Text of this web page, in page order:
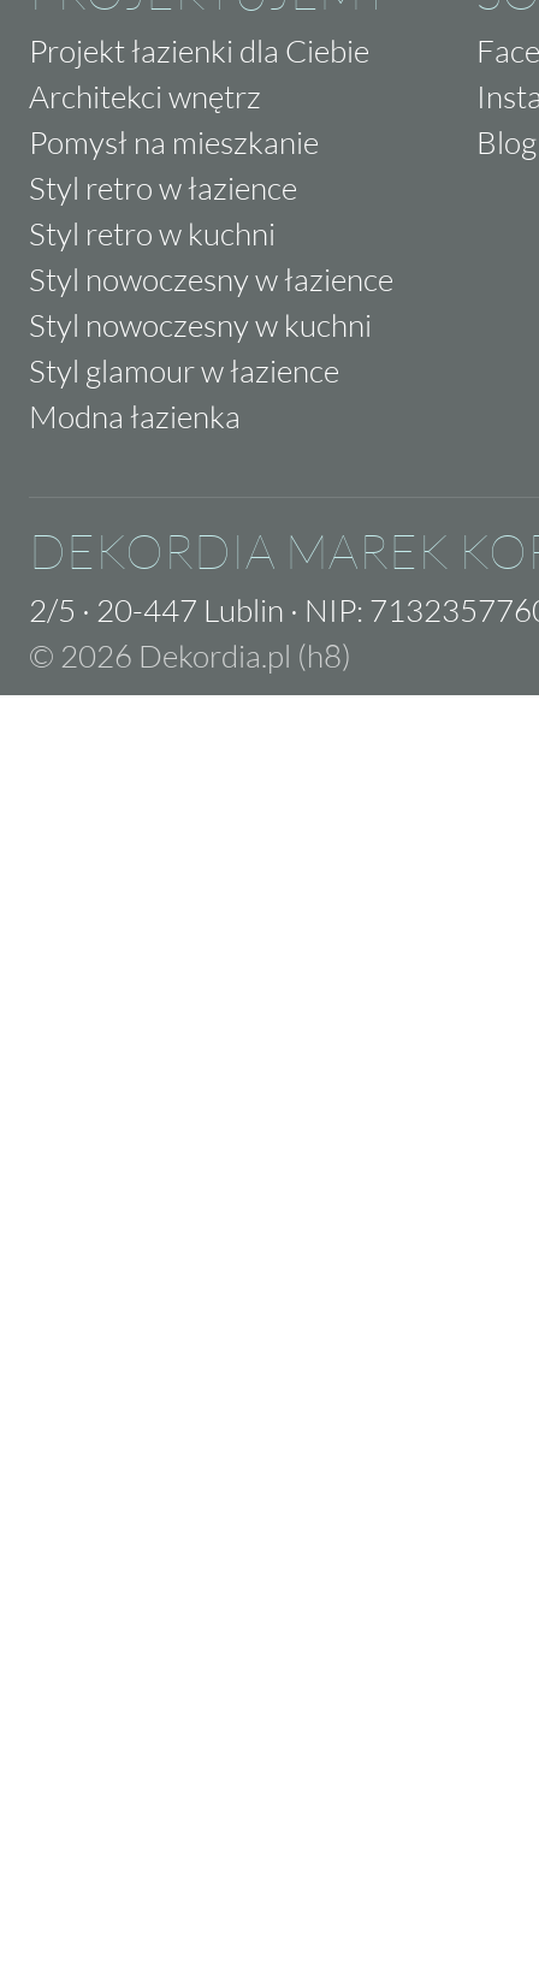
Projekt łazienki dla Ciebie
Architekci wnętrz
Pomysł na mieszkanie
Styl retro w łazience
Styl retro w kuchni
Styl nowoczesny w łazience
Styl nowoczesny w kuchni
Styl glamour w łazience
Modna łazienka
Blog
DEKORDIA MAREK
2/5 · 20-447 Lublin · NIP:
© 2026 Dekordia.pl (h8)